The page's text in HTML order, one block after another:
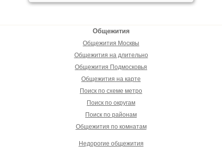
Общежития
Общежития Москвы
Общежития на длительно
Общежития Подмосковья
Общежития на карте
Поиск по схеме метро
Поиск по округам
Поиск по районам
Общежития по комнатам
Недорогие общежития